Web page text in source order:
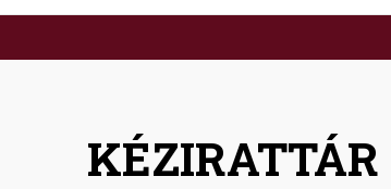
KÉZIRATTÁR